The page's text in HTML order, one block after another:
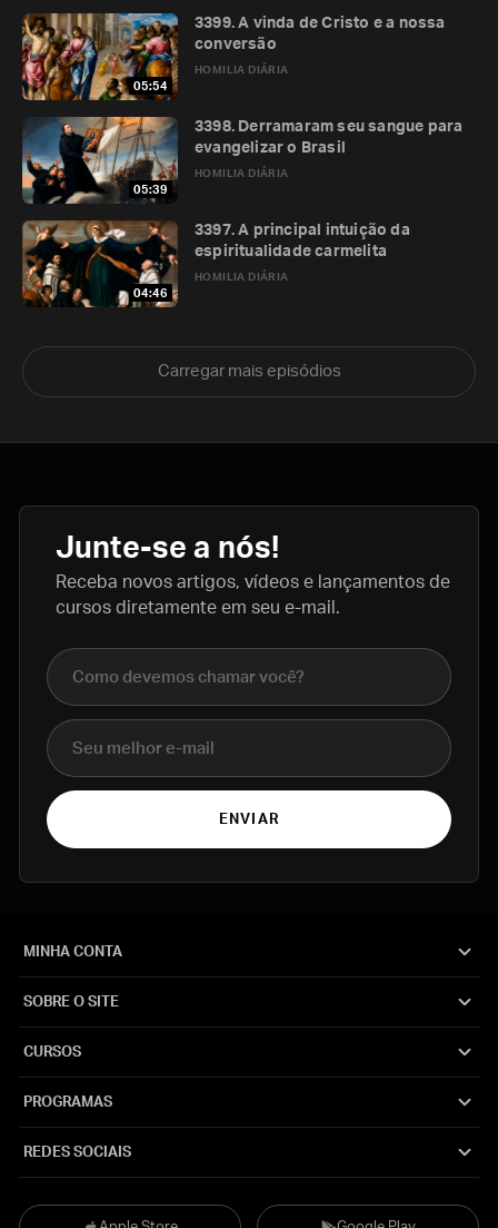
05:54
HOMILIA DIÁRIA
3399. A vinda de Cristo e a nossa
conversão
05:39
HOMILIA DIÁRIA
3398. Derramaram seu sangue para
evangelizar o Brasil
04:46
HOMILIA DIÁRIA
3397. A principal intuição da
espiritualidade carmelita
Carregar mais episódios
Junte-se a nós!
Receba novos artigos, vídeos e lançamentos de
cursos diretamente em seu e-mail.
Nome completo
E-mail
ENVIAR
MINHA CONTA
SOBRE O SITE
CURSOS
PROGRAMAS
REDES SOCIAIS